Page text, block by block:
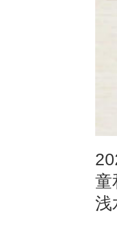
童
浅